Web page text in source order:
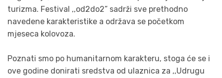
turizma. Festival ,,od2do2” sadrži sve prethodno
navedene karakteristike a održava se početkom
mjeseca kolovoza.
Poznati smo po humanitarnom karakteru, stoga će se i
ove godine donirati sredstva od ulaznica za ,,Udrugu